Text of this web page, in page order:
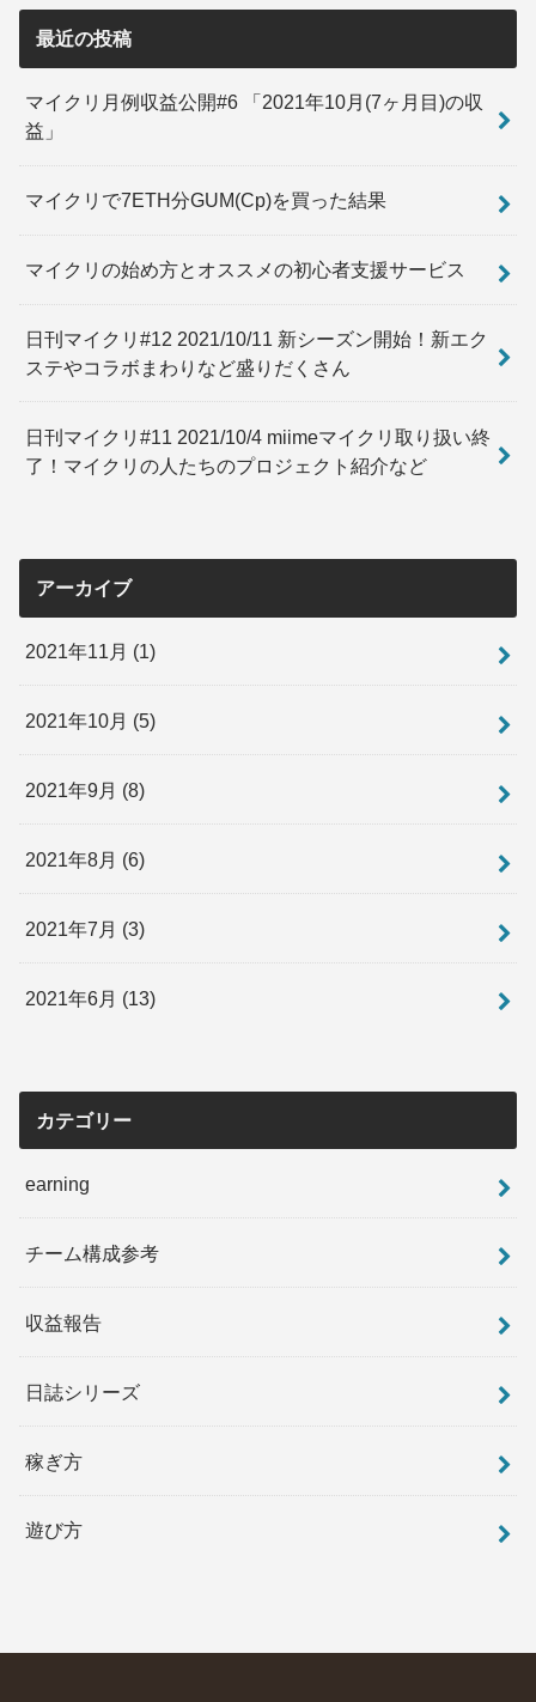
最近の投稿
マイクリ月例収益公開#6 「2021年10月(7ヶ月目)の収
益」
マイクリで7ETH分GUM(Cp)を買った結果
マイクリの始め方とオススメの初心者支援サービス
日刊マイクリ#12 2021/10/11 新シーズン開始！新エク
ステやコラボまわりなど盛りだくさん
日刊マイクリ#11 2021/10/4 miimeマイクリ取り扱い終
了！マイクリの人たちのプロジェクト紹介など
アーカイブ
2021年11月 (1)
2021年10月 (5)
2021年9月 (8)
2021年8月 (6)
2021年7月 (3)
2021年6月 (13)
カテゴリー
earning
チーム構成参考
収益報告
日誌シリーズ
稼ぎ方
遊び方